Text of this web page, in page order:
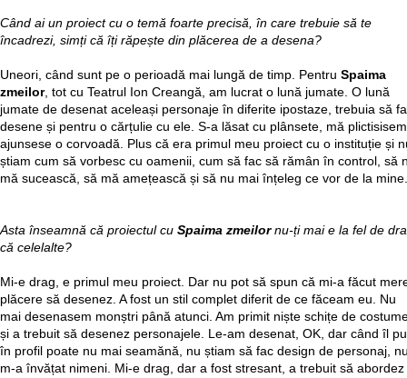
Când ai un proiect cu o temă foarte precisă, în care trebuie să te
încadrezi, simți că îți răpește din plăcerea de a desena?
Uneori, când sunt pe o perioadă mai lungă de timp. Pentru Spaima
zmeilor, tot cu Teatrul Ion Creangă, am lucrat o lună jumate. O lună
jumate de desenat aceleași personaje în diferite ipostaze, trebuia să
desene și pentru o cărțulie cu ele. S-a lăsat cu plânsete, mă
ajunsese o corvoadă. Plus că era primul meu proiect cu o instituție și
știam cum să vorbesc cu oamenii, cum să fac să rămân în control, să
mă sucească, să mă amețească și să nu mai înțeleg ce vor de la
Asta înseamnă că proiectul cu Spaima zmeilornu-ți mai e la fel de
că celelalte?
Mi-e drag, e primul meu proiect. Dar nu pot să spun că mi-a făcut
plăcere să desenez. A fost un stil complet diferit de ce făceam eu. Nu
mai desenasem monștri până atunci. Am primit niște schițe de
și a trebuit să desenez personajele. Le-am desenat, OK, dar când îl
în profil poate nu mai seamănă, nu știam să fac design de personaj,
m-a învățat nimeni. Mi-e drag, dar a fost stresant, a trebuit să abordez